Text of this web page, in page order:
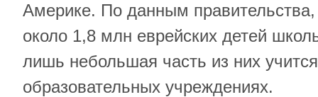
Америке. По данным
около 1,8 млн еврейских детей
лишь небольшая часть из них
образовательных учреждениях.